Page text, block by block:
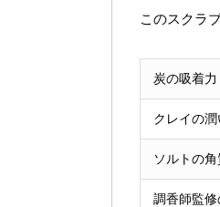
このスクラ
炭の吸着力
クレイの潤
ソルトの
調香師監修